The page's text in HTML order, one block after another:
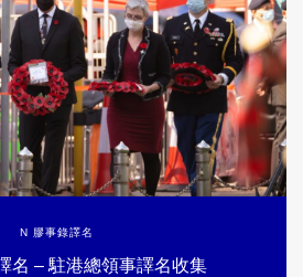
N 膠事錄譯名
名 – 駐港總領事譯名收集